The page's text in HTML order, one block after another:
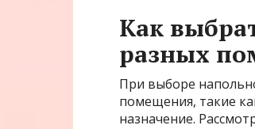
Как
разных
При выборе
помещения, такие
назначение.